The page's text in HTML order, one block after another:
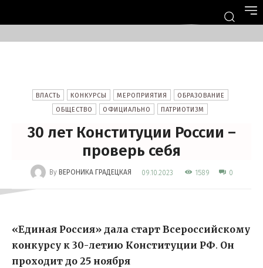
ВЛАСТЬ КОНКУРСЫ МЕРОПРИЯТИЯ
ОБРАЗОВАНИЕ
ОБЩЕСТВО
ОФИЦИАЛЬНО ПАТРИОТИЗМ
30 лет Конституции России –
проверь себя
By ВЕРОНИКА ГРАДЕЦКАЯ 09.10.2023 1589 0
«Единая Россия» дала старт Всероссийскому
конкурсу к 30-летию Конституции РФ. Он
проходит до 25 ноября